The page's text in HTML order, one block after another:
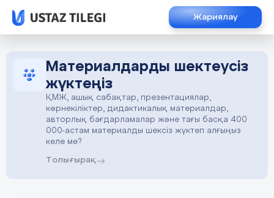
Жариялау
Материалдарды шектеусіз
жүктеңіз
ҚМЖ, ашық сабақтар, презентациялар,
көрнекіліктер, дидактикалық материалдар,
авторлық бағдарламалар және тағы басқа 400
000-астам материалды шексіз жүктеп алғыңыз
келе ме?
Толығырақ